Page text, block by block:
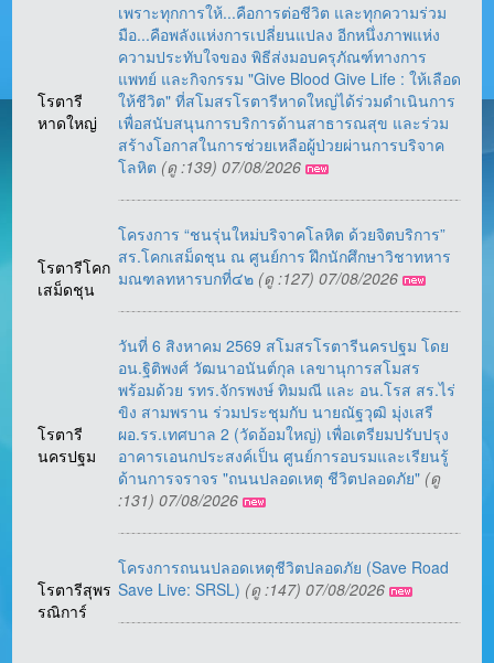
โรตารี
หาดใหญ่
เพราะทุกการให้...คือการต่อชีวิต และทุกความร่วม
มือ...คือพลังแห่งการเปลี่ยนแปลง อีกหนึ่งภาพแห่ง
ความประทับใจของ พิธีส่งมอบครุภัณฑ์ทางการ
แพทย์ และกิจกรรม "Give Blood Give Life : ให้เลือด
ให้ชีวิต" ที่สโมสรโรตารีหาดใหญ่ได้ร่วมดำเนินการ
เพื่อสนับสนุนการบริการด้านสาธารณสุข และร่วม
สร้างโอกาสในการช่วยเหลือผู้ป่วยผ่านการบริจาค
โลหิต (ดู :139) 07/08/2026
โรตารีโคก
เสม็ดชุน
โครงการ “ชนรุ่นใหม่บริจาคโลหิต ด้วยจิตบริการ”
สร.โคกเสม็ดชุน ณ ศูนย์การ ฝึกนักศึกษาวิชาทหาร
มณฑลทหารบกที่๔๒ (ดู :127) 07/08/2026
โรตารี
นครปฐม
วันที่ 6 สิงหาคม 2569 สโมสรโรตารีนครปฐม โดย
อน.ฐิติพงศ์ วัฒนาอนันต์กุล เลขานุการสโมสร
พร้อมด้วย รทร.จักรพงษ์ ทิมมณี และ อน.โรส สร.ไร่
ขิง สามพราน ร่วมประชุมกับ นายณัฐวุฒิ มุ่งเสรี
ผอ.รร.เทศบาล 2 (วัดอ้อมใหญ่) เพื่อเตรียมปรับปรุง
อาคารเอนกประสงค์เป็น ศูนย์การอบรมและเรียนรู้
ด้านการจราจร "ถนนปลอดเหตุ ชีวิตปลอดภัย" (ดู
:131) 07/08/2026
โรตารีสุพร
รณิการ์
โครงการถนนปลอดเหตุชีวิตปลอดภัย (Save Road
Save Live: SRSL) (ดู :147) 07/08/2026